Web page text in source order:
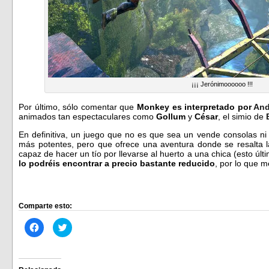
¡¡¡ Jerónimoooooo !!!
Por último, sólo comentar que Monkey es interpretado por
animados tan espectaculares como Gollum y César, el simio de
En definitiva, un juego que no es que sea un vende consolas
más potentes, pero que ofrece una aventura donde se
capaz de hacer un tío por llevarse al huerto a una chica (esto
lo podréis encontrar a precio bastante reducido , por lo que
Comparte esto:
Haz
clic
Facebook
Haz
clic